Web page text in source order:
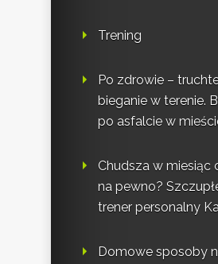
Trening
Po zdrowie –
bieganie w terenie.
po asfalcie w
Chudsza w miesiąc
na pewno?
trener personalny
Domowe sposoby